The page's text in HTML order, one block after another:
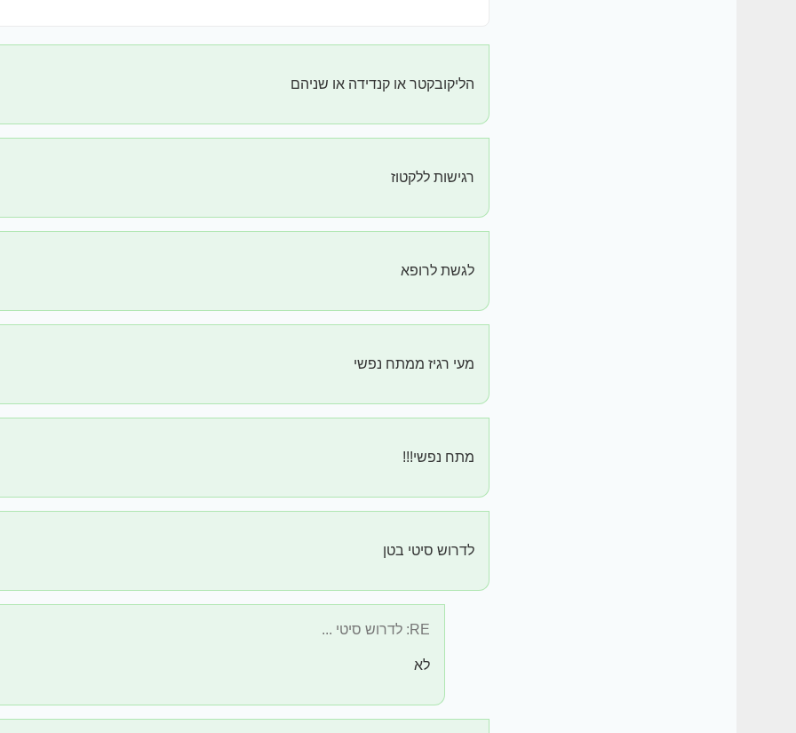
הליקובקטר או קנדידה או שניהם
רגישות ללקטוז
לגשת לרופא
מעי רגיז ממתח נפשי
מתח נפשי!!!
לדרוש סיטי בטן
RE: לדרוש סיטי ...
לא